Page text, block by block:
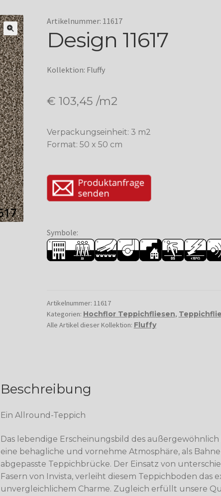
Artikelnummer: 11617
Design 11617
Kollektion: Fluffy
€ 103,45 /m2
Verpackungseinheit: 3 m2
Format: 50 x 50 cm
Symbole:
Artikelnummer: 11617
Kategorien: Hochflor Teppichfliesen,
Alle Artikel dieser Kollektion: Fluffy
Beschreibung
Ein Allround-Teppich
Das lebendige Erscheinungsbild des
eine behagliche und vornehme Atmosphäre, als
abgepasste Teppichbrücke. Der Einsatz von
Fasern von Invista, verleiht diesem Teppichboden das
unvergleichlichem Charme. Zugleich erfüllt unsere